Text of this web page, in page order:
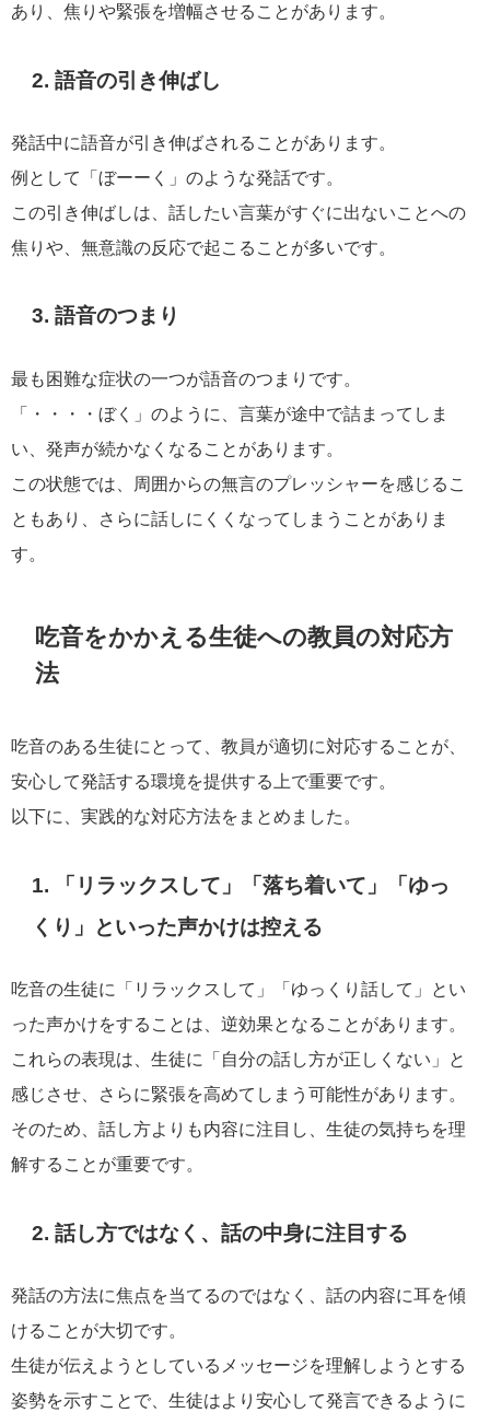
あり、焦りや緊張を増幅させることがあります。
2. 語音の引き伸ばし
発話中に語音が引き伸ばされることがあります。
例として「ぼーーく」のような発話です。
この引き伸ばしは、話したい言葉がすぐに出ないことへの
焦りや、無意識の反応で起こることが多いです。
3. 語音のつまり
最も困難な症状の一つが語音のつまりです。
「・・・・ぼく」のように、言葉が途中で詰まってしま
い、発声が続かなくなることがあります。
この状態では、周囲からの無言のプレッシャーを感じるこ
ともあり、さらに話しにくくなってしまうことがありま
す。
吃音をかかえる生徒への教員の対応方
法
吃音のある生徒にとって、教員が適切に対応することが、
安心して発話する環境を提供する上で重要です。
以下に、実践的な対応方法をまとめました。
1. 「リラックスして」「落ち着いて」「ゆっ
くり」といった声かけは控える
吃音の生徒に「リラックスして」「ゆっくり話して」とい
った声かけをすることは、逆効果となることがあります。
これらの表現は、生徒に「自分の話し方が正しくない」と
感じさせ、さらに緊張を高めてしまう可能性があります。
そのため、話し方よりも内容に注目し、生徒の気持ちを理
解することが重要です。
2. 話し方ではなく、話の中身に注目する
発話の方法に焦点を当てるのではなく、話の内容に耳を傾
けることが大切です。
生徒が伝えようとしているメッセージを理解しようとする
姿勢を示すことで、生徒はより安心して発言できるように